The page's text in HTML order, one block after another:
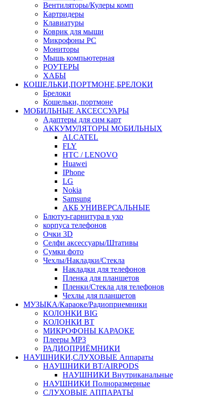
Вентиляторы/Кулеры комп
Картридеры
Клавиатуры
Коврик для мыши
Микрофоны PC
Мониторы
Мышь компьютерная
РОУТЕРЫ
ХАБЫ
КОШЕЛЬКИ,ПОРТМОНЕ,БРЕЛОКИ
Брелоки
Кошельки, портмоне
МОБИЛЬНЫЕ АКСЕССУАРЫ
Адаптеры для сим карт
АККУМУЛЯТОРЫ МОБИЛЬНЫХ
ALCATEL
FLY
HTC / LENOVO
Huawei
IPhone
LG
Nokia
Samsung
АКБ УНИВЕРСАЛЬНЫЕ
Блютуз-гарнитура в ухо
корпуса телефонов
Очки 3D
Селфи аксессуары/Штативы
Сумки фото
Чехлы/Накладки/Стекла
Накладки для телефонов
Пленка для планшетов
Пленки/Стекла для телефонов
Чехлы для планшетов
МУЗЫКА/Караоке/Радиоприемники
КОЛОНКИ BIG
КОЛОНКИ BT
МИКРОФОНЫ КАРАОКЕ
Плееры MP3
РАДИОПРИЁМНИКИ
НАУШНИКИ,СЛУХОВЫЕ Аппараты
НАУШНИКИ BT/AIRPODS
НАУШНИКИ Внутриканальные
НАУШНИКИ Полноразмерные
СЛУХОВЫЕ АППАРАТЫ